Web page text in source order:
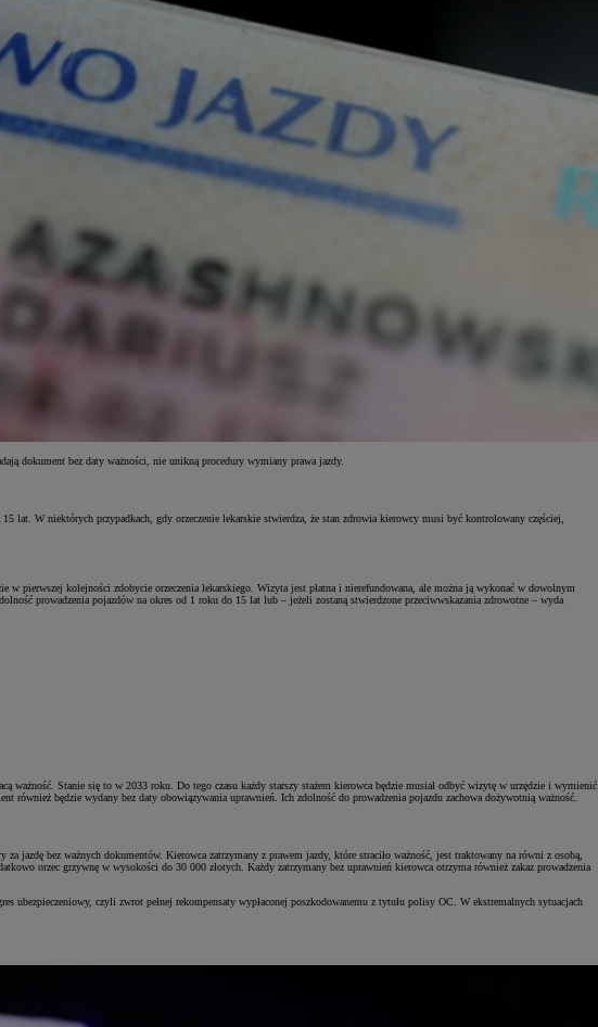
dokument bez daty ważności, nie unikną procedury wymiany prawa jazdy.
lat. W niektórych przypadkach, gdy orzeczenie lekarskie stwierdza, że stan zdrowia kierowcy musi być kontrolowany częściej,
pierwszej kolejności zdobycie orzeczenia lekarskiego. Wizyta jest płatna i nierefundowana, ale można ją wykonać w dowolnym
prowadzenia pojazdów na okres od 1 roku do 15 lat lub – jeżeli zostaną stwierdzone przeciwwskazania zdrowotne – wyda
ważność. Stanie się to w 2033 roku. Do tego czasu każdy starszy stażem kierowca będzie musiał odbyć wizytę w urzędzie i wymienić
będzie wydany bez daty obowiązywania uprawnień. Ich zdolność do prowadzenia pojazdu zachowa dożywotnią ważność.
jazdę bez ważnych dokumentów. Kierowca zatrzymany z prawem jazdy, które straciło ważność, jest traktowany na równi z osobą,
orzec grzywnę w wysokości do 30 000 złotych. Każdy zatrzymany bez uprawnień kierowca otrzyma również zakaz prowadzenia
czyli zwrot pełnej rekompensaty wypłaconej poszkodowanemu z tytułu polisy OC. W ekstremalnych sytuacjach